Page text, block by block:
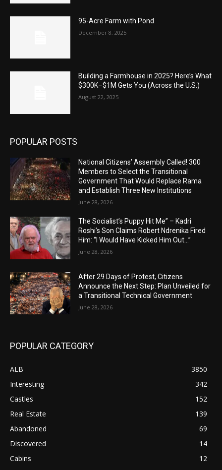
95-Acre Farm with Pond
December 8, 2025
Building a Farmhouse in 2025? Here’s What
$300K–$1M Gets You (Across the U.S.)
August 22, 2025
POPULAR POSTS
National Citizens’ Assembly Called! 300
Members to Select the Transitional
Government That Would Replace Rama
and Establish Three New Institutions
June 28, 2026
The Socialist’s Puppy Hit Me” – Kadri
Roshi’s Son Claims Robert Ndrenika Fired
Him: “I Would Have Kicked Him Out…”
June 28, 2026
After 29 Days of Protest, Citizens
Announce the Next Step: Plan Unveiled for
a Transitional Technical Government
June 28, 2026
POPULAR CATEGORY
ALB
3850
Interesting
342
Castles
152
Real Estate
139
Abandoned
69
Discovered
14
Cabins
12